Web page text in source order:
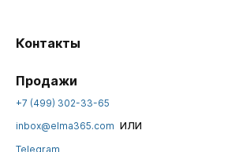
Контакты
Продажи
+7 (499) 302-33-65
inbox@elma365.com или
Telegram